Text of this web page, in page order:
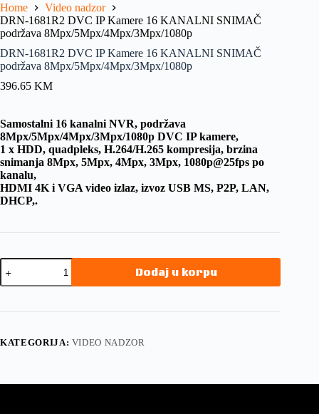
Home
Video nadzor
DRN-1681R2 DVC IP Kamere 16 KANALNI SNIMAČ
podržava 8Mpx/5Mpx/4Mpx/3Mpx/1080p
DRN-1681R2 DVC IP Kamere 16 KANALNI SNIMAČ
podržava 8Mpx/5Mpx/4Mpx/3Mpx/1080p
396.65 KM
Samostalni 16 kanalni NVR, podržava
8Mpx/5Mpx/4Mpx/3Mpx/1080p DVC IP kamere,
1 x HDD, quadpleks, H.264/H.265 kompresija, brzina
snimanja 8Mpx, 5Mpx, 4Mpx, 3Mpx, 1080p@25fps po
kanalu,
HDMI 4K i VGA video izlaz, izvoz USB MS, P2P, LAN,
DHCP,.
Dodaj u korpu
KATEGORIJA: VIDEO NADZOR